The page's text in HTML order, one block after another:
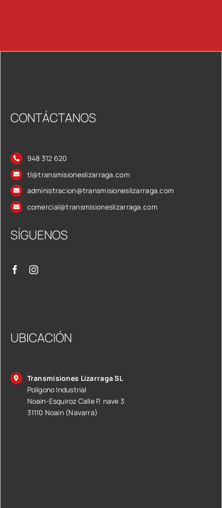
CONTÁCTANOS
948 312 620
tl@transmisioneslizarraga.com
administracion@transmisioneslizarraga.com
comercial@transmisioneslizarraga.com
SÍGUENOS
UBICACIÓN
Transmisiones Lizarraga SL
Polígono Industrial
Noain-Esquiroz Calle P, nave 3
31110 Noain (Navarra)